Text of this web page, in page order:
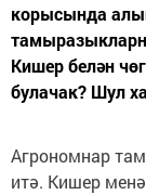
корысында
Кишер белән
булачак? Шул
Агрономнар
итә. Кишер